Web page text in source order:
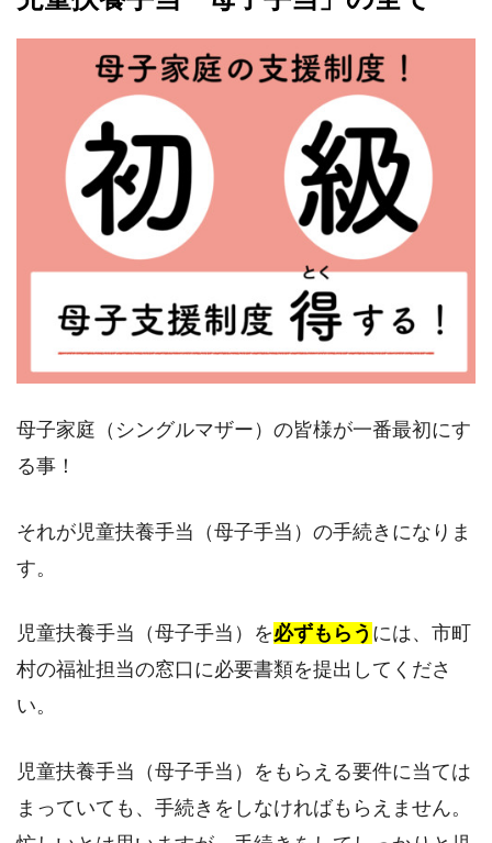
母子家庭（シングルマザー）の皆様が一番最初にす
る事！
それが児童扶養手当（母子手当）の手続きになりま
す。
児童扶養手当（母子手当）を必ずもらう には、市町
村の福祉担当の窓口に必要書類を提出してくださ
い。
児童扶養手当（母子手当）をもらえる要件に当ては
まっていても、手続きをしなければもらえません。